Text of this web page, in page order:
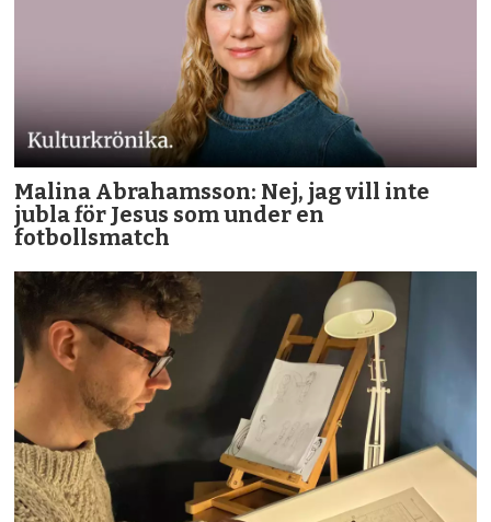
Malina Abrahamsson: Nej, jag vill inte
jubla för Jesus som under en
fotbollsmatch